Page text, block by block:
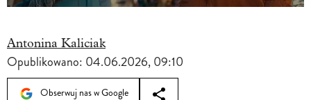
Antonina Kaliciak
Opublikowano: 04.06.2026, 09:10
Obserwuj nas w Google